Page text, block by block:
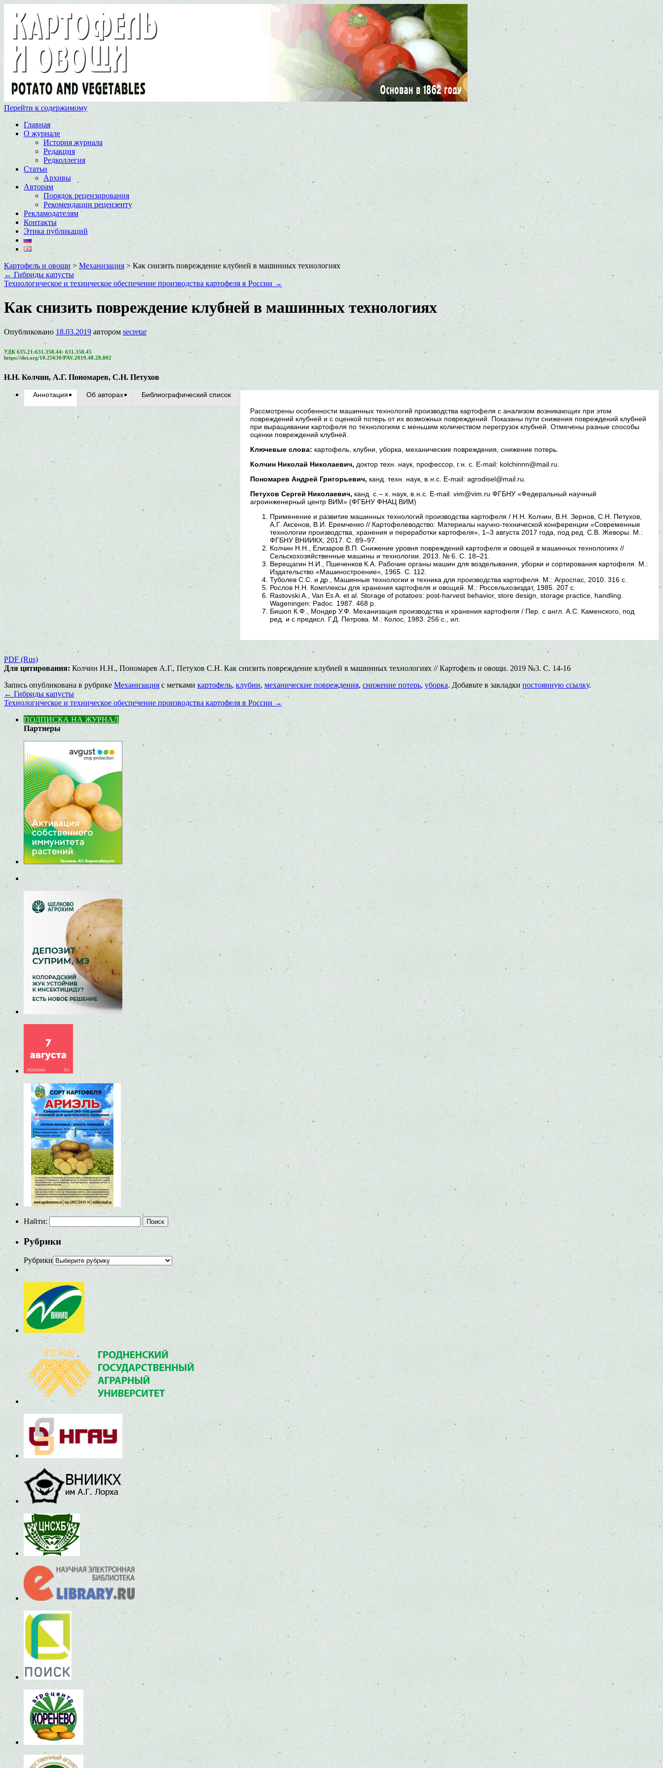
Перейти к содержимому
Главная
О журнале
История журнала
Редакция
Редколлегия
Статьи
Архивы
Авторам
Порядок рецензирования
Рекомендации рецензенту
Рекламодателям
Контакты
Этика публикаций
Картофель и овощи > Механизация>Как снизить повреждение клубней в машинных технологиях
← Гибриды капусты
Технологическое и техническое обеспечение производства картофеля в России →
Как снизить повреждение клубней в машинных технологиях
Опубликовано 18.03.2019 автором secretar
УДК 635.21:631.358.44: 631.358.45
https://doi.org/10.25630/PAV.2019.48.28.002
Н.Н. Колчин, А.Г. Пономарев, С.Н. Петухов
Аннотация Об авторах Библиографический список
Рассмотрены особенности машинных технологий производства картофеля с анализом возникающих при этом
повреждений клубней и с оценкой потерь от их возможных повреждений. Показаны пути снижения повреждений клубней
при выращивании картофеля по технологиям с меньшим количеством перегрузок клубней. Отмечены разные способы
оценки повреждений клубней.
Ключевые слова: картофель, клубни, уборка, механические повреждения, снижение потерь.
Колчин Николай Николаевич, доктор техн. наук, профессор, г. н. с. E-mail: kolchinnn@mail.ru.
Пономарев Андрей Григорьевич, канд. техн. наук, в. н.с. E-mail: agrodisel@mail.ru.
Петухов Сергей Николаевич, канд. с. – х. наук, в. н.с. E-mail: vim@vim.ru ФГБНУ «Федеральный научный
агроинженерный центр ВИМ» (ФГБНУ ФНАЦ ВИМ)
Применение и развитие машинных технологий производства картофеля / Н.Н. Колчин, В.Н. Зернов, С.Н. Петухов,
А.Г. Аксенов, В.И. Еремченко // Картофелеводство: Материалы научно-технической конференции «Современные
технологии производства, хранения и переработки картофеля», 1–3 августа 2017 года, под ред. С.В. Жеворы. М.:
ФГБНУ ВНИИКХ, 2017. С. 89–97.
Колчин Н.Н., Елизаров В.П. Снижение уровня повреждений картофеля и овощей в машинных технологиях //
Сельскохозяйственные машины и технологии. 2013. № 6. С. 18–21.
Верещагин Н.И., Пшеченков К.А. Рабочие органы машин для возделывания, уборки и сортирования картофеля. М.:
Издательство «Машиностроение», 1965. С. 112.
Туболев C.С. и др., Машинные технологии и техника для производства картофеля. М.: Агроспас, 2010. 316 с.
Рослов Н.Н. Комплексы для хранения картофеля и овощей. М.: Россельхозиздат, 1985. 207 с.
Rastovski A., Van Es A. et al. Storage of potatoes: post-harvest behavior, store design, storage practice, handling.
Wageningen: Padoc. 1987. 468 p.
Бишоп К.Ф., Мондер У.Ф. Механизация производства и хранения картофеля / Пер. с англ. А.С. Каменского, под
ред. и с предисл. Г.Д. Петрова. М.: Колос, 1983. 256 с., ил.
PDF (Rus)
Для цитирования: Колчин Н.Н., Пономарев А.Г., Петухов С.Н. Как снизить повреждение клубней в машинных технологиях // Картофель и овощи. 2019 №3. С. 14-16
Запись опубликована в рубрике Механизацияс метками картофель, клубни, механические повреждения,снижение потерь, уборка. Добавьте в закладкипостоянную ссылку.
← Гибриды капусты
Технологическое и техническое обеспечение производства картофеля в России →
ПОДПИСКА НА ЖУРНАЛ
Партнеры
Найти:
Рубрики
Рубрики